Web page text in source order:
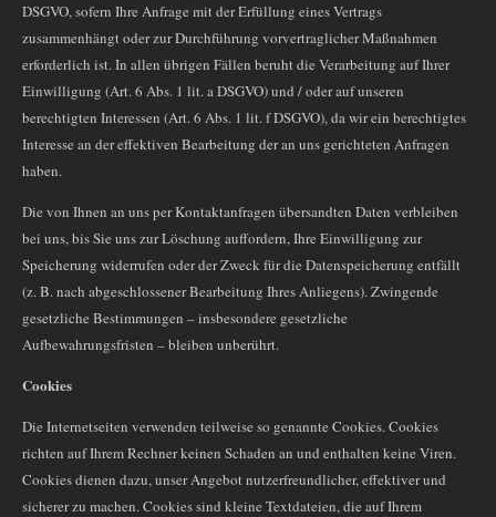
DSGVO, sofern Ihre Anfrage mit der Erfüllung eines Vertrags
zusammenhängt oder zur Durchführung vorvertraglicher Maßnahmen
erforderlich ist. In allen übrigen Fällen beruht die Verarbeitung auf Ihrer
Einwilligung (Art. 6 Abs. 1 lit. a DSGVO) und / oder auf unseren
berechtigten Interessen (Art. 6 Abs. 1 lit. f DSGVO), da wir ein berechtigtes
Interesse an der effektiven Bearbeitung der an uns gerichteten Anfragen
haben.
Die von Ihnen an uns per Kontaktanfragen übersandten Daten verbleiben
bei uns, bis Sie uns zur Löschung auffordern, Ihre Einwilligung zur
Speicherung widerrufen oder der Zweck für die Datenspeicherung entfällt
(z. B. nach abgeschlossener Bearbeitung Ihres Anliegens). Zwingende
gesetzliche Bestimmungen – insbesondere gesetzliche
Aufbewahrungsfristen – bleiben unberührt.
Cookies
Die Internetseiten verwenden teilweise so genannte Cookies. Cookies
richten auf Ihrem Rechner keinen Schaden an und enthalten keine Viren.
Cookies dienen dazu, unser Angebot nutzerfreundlicher, effektiver und
sicherer zu machen. Cookies sind kleine Textdateien, die auf Ihrem